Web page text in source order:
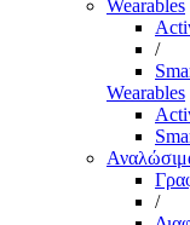
Wearables
/
Wearables
/